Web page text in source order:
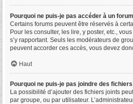
Pourquoi ne puis-je pas accéder à un
Certains forums peuvent être réservés à
Pour les consulter, les lire, y poster, etc.,
s’y rapportant. Seuls les modérateurs de
peuvent accorder ces accès, vous devez
Haut
Pourquoi ne puis-je pas joindre des
La possibilité d’ajouter des fichiers joints
par groupe, ou par utilisateur.